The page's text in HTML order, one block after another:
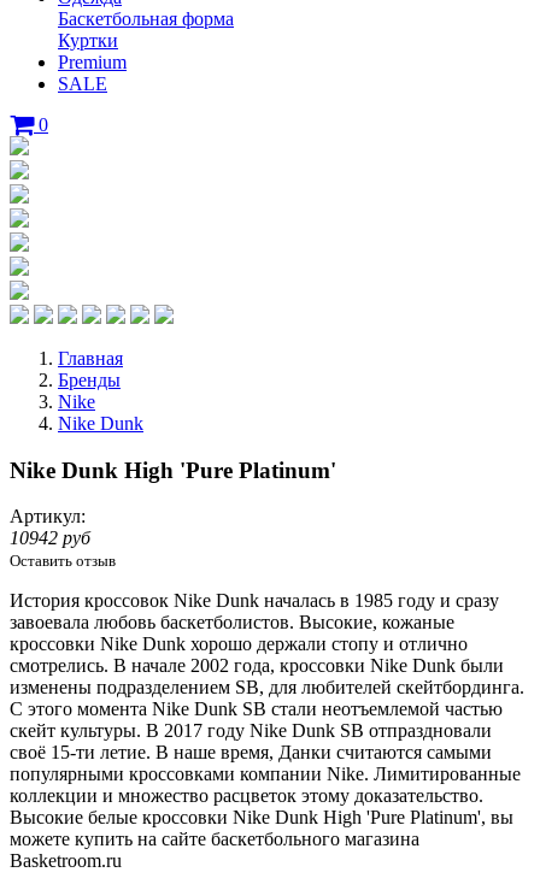
Баскетбольная форма
Куртки
Premium
SALE
0
Главная
Бренды
Nike
Nike Dunk
Nike Dunk High 'Pure Platinum'
Артикул:
10942 руб
Оставить отзыв
История кроссовок Nike Dunk началась в 1985 году и сразу
завоевала любовь баскетболистов. Высокие, кожаные
кроссовки Nike Dunk хорошо держали стопу и отлично
смотрелись. В начале 2002 года, кроссовки Nike Dunk были
изменены подразделением SB, для любителей скейтбординга.
С этого момента Nike Dunk SB стали неотъемлемой частью
скейт культуры. В 2017 году Nike Dunk SB отпраздновали
своё 15-ти летие. В наше время, Данки считаются самыми
популярными кроссовками компании Nike. Лимитированные
коллекции и множество расцветок этому доказательство.
Высокие белые кроссовки Nike Dunk High 'Pure Platinum', вы
можете купить на сайте баскетбольного магазина
Basketroom.ru